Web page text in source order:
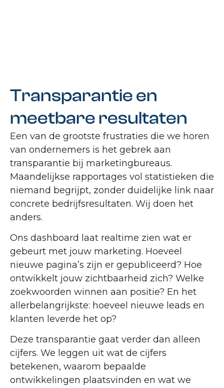
Transparantie en
meetbare resultaten
Een van de grootste frustraties die we horen
van ondernemers is het gebrek aan
transparantie bij marketingbureaus.
Maandelijkse rapportages vol statistieken die
niemand begrijpt, zonder duidelijke link naar
concrete bedrijfsresultaten. Wij doen het
anders.
Ons dashboard laat realtime zien wat er
gebeurt met jouw marketing. Hoeveel
nieuwe pagina’s zijn er gepubliceerd? Hoe
ontwikkelt jouw zichtbaarheid zich? Welke
zoekwoorden winnen aan positie? En het
allerbelangrijkste: hoeveel nieuwe leads en
klanten leverde het op?
Deze transparantie gaat verder dan alleen
cijfers. We leggen uit wat de cijfers
betekenen, waarom bepaalde
ontwikkelingen plaatsvinden en wat we